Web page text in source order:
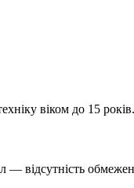
віком до 15 років.
відсутність